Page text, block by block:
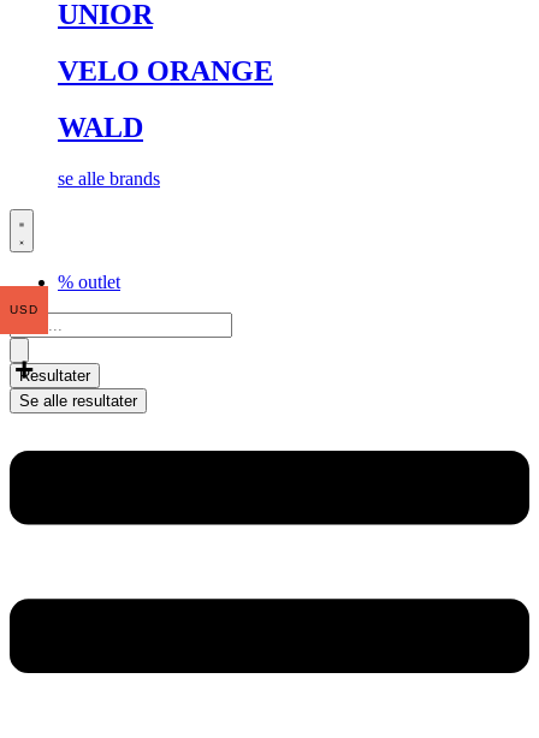
UNIOR
VELO ORANGE
WALD
se alle brands
% outlet
...
Resultater
Se alle resultater
USD